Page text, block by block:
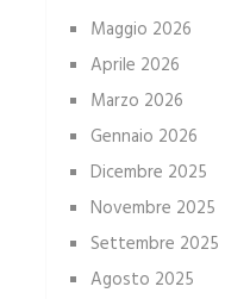
Maggio 2026
Aprile 2026
Marzo 2026
Gennaio 2026
Dicembre 2025
Novembre 2025
Settembre 2025
Agosto 2025